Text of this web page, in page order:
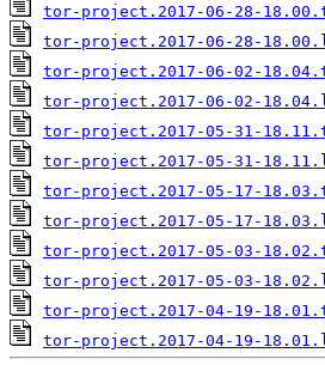
tor-project.2017-06-28-
tor-project.2017-06-28-
tor-project.2017-06-02-
tor-project.2017-06-02-
tor-project.2017-05-31-
tor-project.2017-05-31-
tor-project.2017-05-17-
tor-project.2017-05-17-
tor-project.2017-05-03-
tor-project.2017-05-03-
tor-project.2017-04-19-
tor-project.2017-04-19-